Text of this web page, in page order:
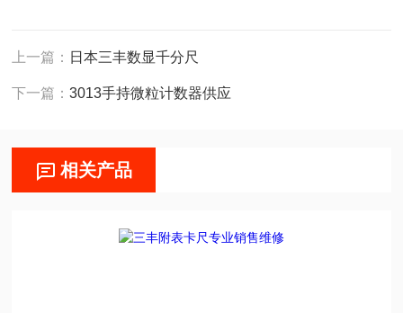
上一篇： 日本三丰数显千分尺
下一篇：3013手持微粒计数器供应
相关产品